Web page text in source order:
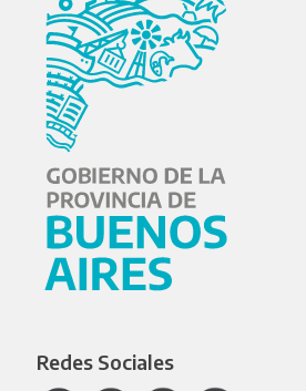
Redes Sociales